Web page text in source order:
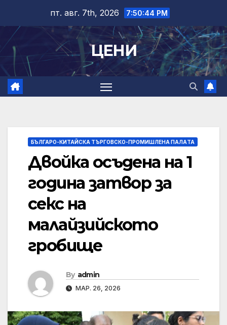
content
пт. авг. 7th, 2026 7:50:45 PM
ЦЕНИ
БЪЛГАРО-КИТАЙСКА ТЪРГОВСКО-ПРОМИШЛЕНА ПАЛAТА
Двойка осъдена на 1
година затвор за
секс на
малайзийското
гробище
By admin
МАР. 26, 2026